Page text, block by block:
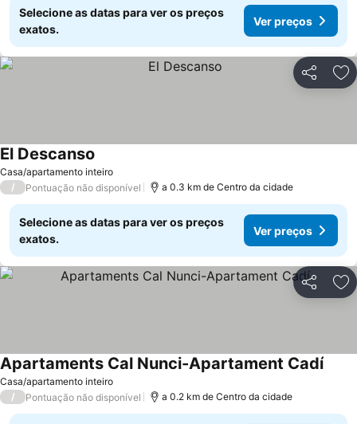
Selecione as datas para ver os preços
exatos.
Ver preços
Partilhar
Casa/apartamento inteiro
El Descanso
/ Pontuação não disponível a 0.3 km de Centro da cidade
Selecione as datas para ver os preços
exatos.
Ver preços
Partilhar
Casa/apartamento inteiro
Apartaments Cal Nunci-Apartament CadíVer
/ Pontuação não disponível a 0.2 km de Centro da cidade